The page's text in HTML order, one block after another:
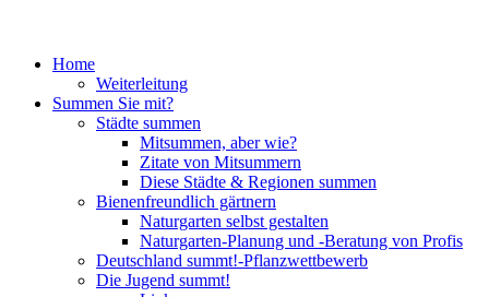
Home
Weiterleitung
Summen Sie mit?
Städte summen
Mitsummen, aber wie?
Zitate von Mitsummern
Diese Städte & Regionen summen
Bienenfreundlich gärtnern
Naturgarten selbst gestalten
Naturgarten-Planung und -Beratung von Profis
Deutschland summt!-Pflanzwettbewerb
Die Jugend summt!